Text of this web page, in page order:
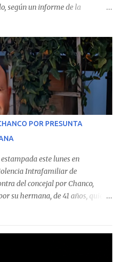
según un informe de la
—quienes administran o
transacciones por un
enero de 2024 y junio de 2025.
en la comuna de Cauquenes se
en este tipo de
que uno de los casos
Municipalidad de Chanco,
vigente. El informe
dinero apostado se registró en
POR PRESUNTA
este lunes en
Intrafamiliar de
del concejal por Chanco,
su hermana, de 41 años, quien
de las 11:30 horas en el